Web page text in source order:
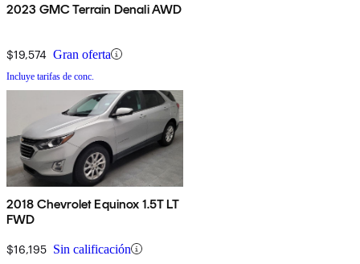
2023 GMC Terrain Denali AWD
$19,574 Gran oferta
Incluye tarifas de conc.
2018 Chevrolet Equinox 1.5T LT
FWD
$16,195 Sin calificación